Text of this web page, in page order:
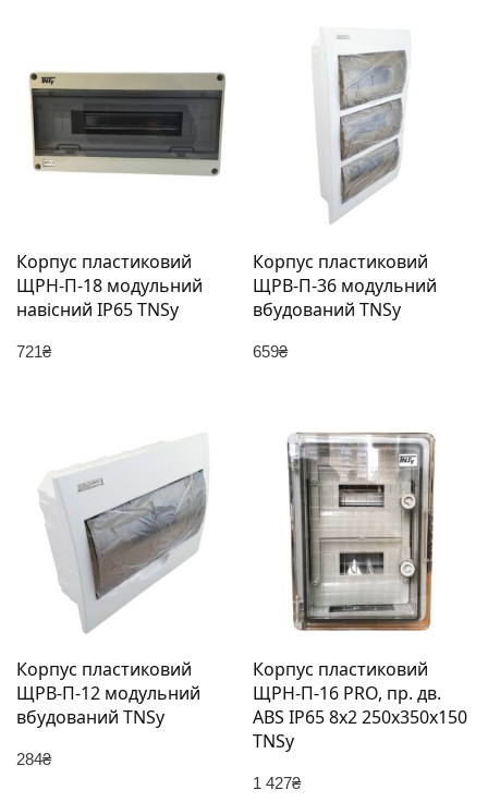
Корпус пластиковий
ЩРН-П-18 модульний
навісний IP65 TNSy
721₴
Корпус пластиковий
ЩРВ-П-36 модульний
вбудований TNSy
659₴
Корпус пластиковий
ЩРВ-П-12 модульний
вбудований TNSy
284₴
Корпус пластиковий
ЩРН-П-16 PRO, пр. дв.
ABS IP65 8х2 250х350х150
TNSy
1 427₴